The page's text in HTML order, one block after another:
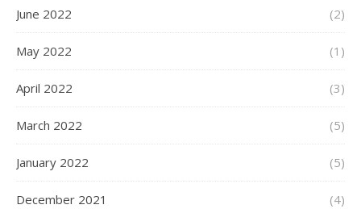
June 2022 (2)
May 2022 (1)
April 2022 (3)
March 2022 (5)
January 2022 (5)
December 2021 (4)